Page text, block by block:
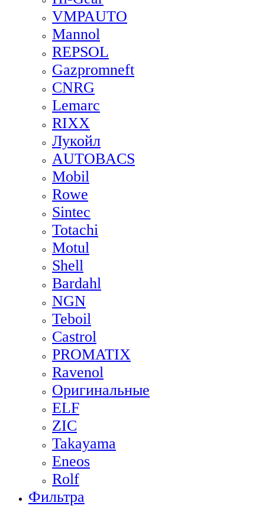
VMPAUTO
Mannol
REPSOL
Gazpromneft
CNRG
Lemarc
RIXX
Лукойл
AUTOBACS
Mobil
Rowe
Sintec
Totachi
Motul
Shell
Bardahl
NGN
Teboil
Castrol
PROMATIX
Ravenol
Оригинальные
ELF
ZIC
Takayama
Eneos
Rolf
Фильтра